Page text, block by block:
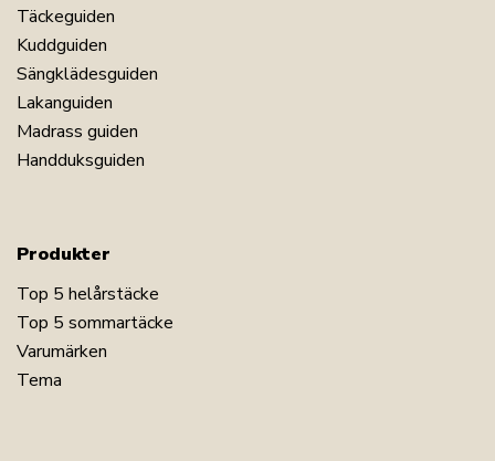
Täckeguiden
Kuddguiden
Sängklädesguiden
Lakanguiden
Madrass guiden
Handduksguiden
Produkter
Top 5 helårstäcke
Top 5 sommartäcke
Varumärken
Tema